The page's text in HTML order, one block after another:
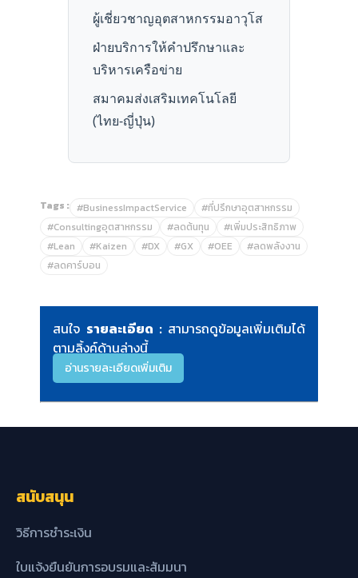
ผู้เชี่ยวชาญอุตสาหกรรมอาวุโส
ฝ่ายบริการให้คำปรึกษาและ
บริหารเครือข่าย
สมาคมส่งเสริมเทคโนโลยี
(ไทย-ญี่ปุ่น)
Tags : #BusinessImpactService
#ที่ปรึกษาอุตสาหกรรม
#Consultingอุตสาหกรรม
#ลดต้นทุน
#เพิ่มประสิทธิภาพ
#Lean
#Kaizen #DX #GX #OEE
#ลดพลังงาน
#ลดคาร์บอน
สนใจ รายละเอียด : สามารถดูข้อมูลเพิ่มเติมได้
ตามลิ้งค์ด้านล่างนี้
อ่านรายละเอียดเพิ่มเติม
สนับสนุน
วิธีการชำระเงิน
ใบแจ้งยืนยันการอบรมและสัมมนา